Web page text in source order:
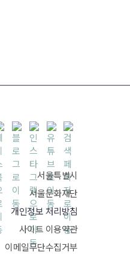
서울특별시
서울문화재단
개인정보 처리방침
사이트 이용약관
이메일무단수집거부